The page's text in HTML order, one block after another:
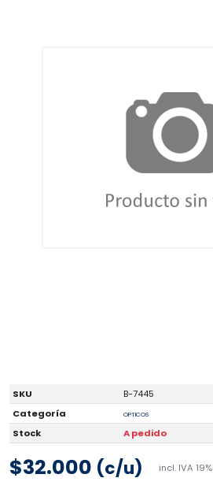
SKU
B-7445
Categoría
OPTICOS
Stock A pedido
$32.000 (c/u) incl. IVA 19%